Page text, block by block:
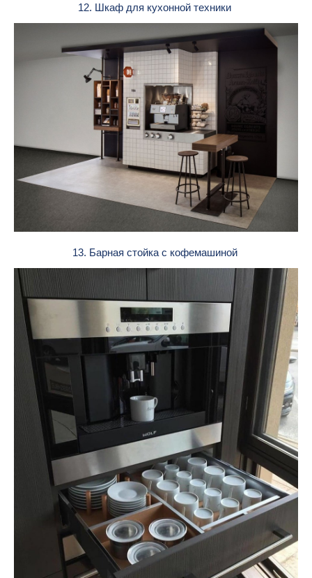
12. Шкаф для кухонной техники
13. Барная стойка с кофемашиной